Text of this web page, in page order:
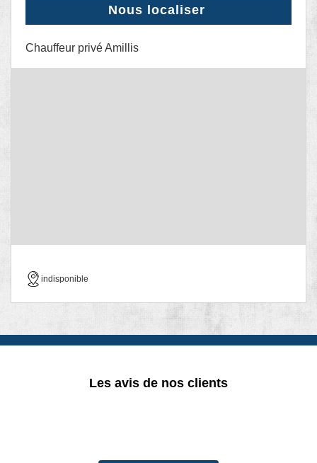
Nous localiser
Chauffeur privé Amillis
indisponible
Les avis de nos clients